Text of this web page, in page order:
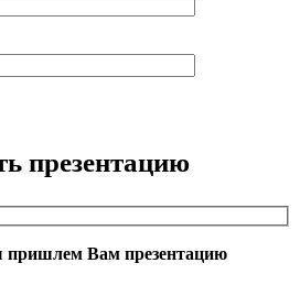
презентацию
пришлем Вам презентацию